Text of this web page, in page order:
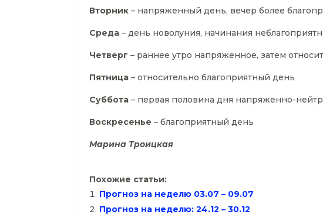
Вторник – напряженный день, вечер более
Среда – день новолуния, начинания
Четверг – раннее утро напряженное, затем
Пятница – относительно благоприятный день
Суббота – первая половина дня напряженно-
Воскресенье – благоприятный день
Марина Троицкая
Похожие статьи:
Прогноз на неделю 03.07 – 09.07
Прогноз на неделю: 24.12 – 30.12